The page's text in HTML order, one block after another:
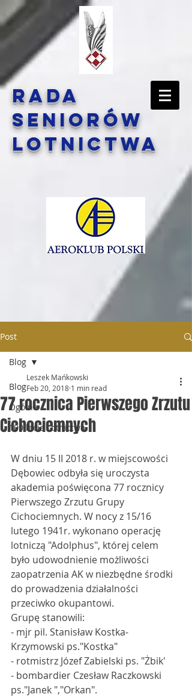
Rada
Seniorów
Lotnictwa
Post
Blog
Ogólne
100 lecie Lotnictwa
Blog
77 rocznica Pierwszego Zrzutu
Cichociemnych
Leszek Mańkowski
Feb 20, 2018 1 min read
W dniu 15 II 2018 r. w miejscowości
Dębowiec odbyła się uroczysta
akademia poświęcona 77 rocznicy
Pierwszego Zrzutu Grupy
Cichociemnych. W nocy z 15/16
lutego 1941r. wykonano operację
lotniczą "Adolphus", której celem
było udowodnienie możliwości
zaopatrzenia AK w niezbędne środki
do prowadzenia działalności
przeciwko okupantowi.
Grupę stanowili:
- mjr pil. Stanisław Kostka-
Krzymowski ps."Kostka"
- rotmistrz Józef Zabielski ps. "Żbik'
- bombardier Czesław Raczkowski
ps."Janek ","Orkan".